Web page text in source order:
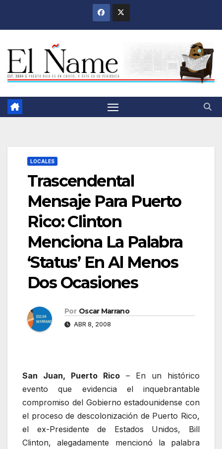
LOCALES
Trascendental
Mensaje Para Puerto
Rico: Clinton
Menciona La Palabra
‘Status’ En Al Menos
Dos Ocasiones
Por Oscar Marrano
ABR 8, 2008
San Juan, Puerto Rico – En un histórico
evento que evidencia el inquebrantable
compromiso del Gobierno estadounidense con
el proceso de descolonización de Puerto Rico,
el ex-Presidente de Estados Unidos, Bill
Clinton, alegadamente mencionó la palabra